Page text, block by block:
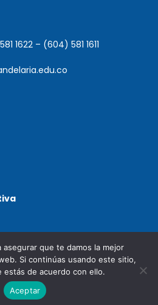
1622 – (604) 581 1611
de Nuestra Señora de la
Candelaria
asegurar que te damos la mejor
Si continúas usando este sitio,
estás de acuerdo con ello.
Aceptar